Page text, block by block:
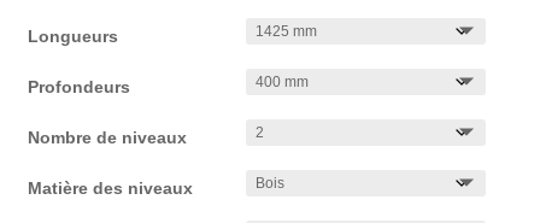
Longueurs
Profondeurs
Nombre de niveaux
Matière des niveaux